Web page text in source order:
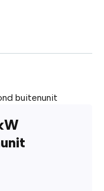
buitenunit